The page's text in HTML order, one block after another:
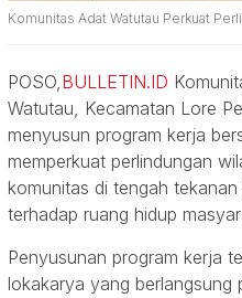
Komunitas Adat Watutau Perkuat
POSO,BULLETIN.ID
Watutau, Kecamatan Lore
menyusun program kerja
memperkuat perlindungan
komunitas di tengah
terhadap ruang hidup
Penyusunan program kerja
lokakarya yang berlangsung